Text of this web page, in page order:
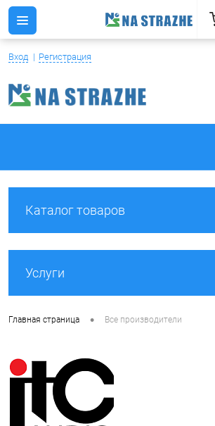
Вход Регистрация
Каталог товаров
Услуги
Главная страница • Все производители